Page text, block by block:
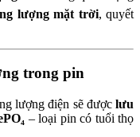
lượng mặt trời, quyết
trong pin
lượng điện sẽ được lưu
– loại pin có tuổi thọ